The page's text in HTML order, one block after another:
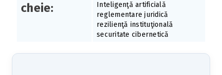
cheie:
Inteligenţă artificială
reglementare juridică
rezilienţă instituţională
securitate cibernetică